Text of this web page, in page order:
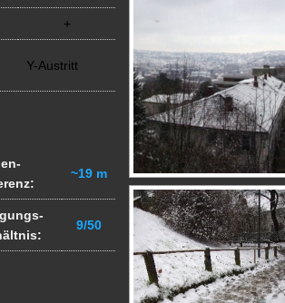
+
Y-Austritt
~19 m
9/50